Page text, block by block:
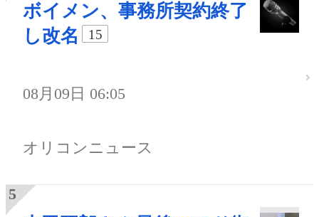
ボイメン、事務所契約終了
し改名
15
08月09日 06:05
オリコンニュース